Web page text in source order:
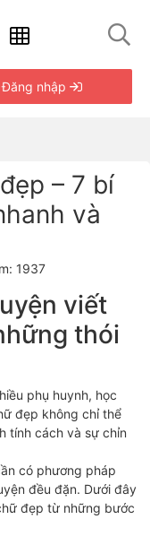
Đăng nhập
– 7 bí
và
1937
viết
thói
phụ huynh, học
đẹp không chỉ thể
tính cách và sự chỉn
có phương pháp
đều đặn. Dưới đây
đẹp từ những bước